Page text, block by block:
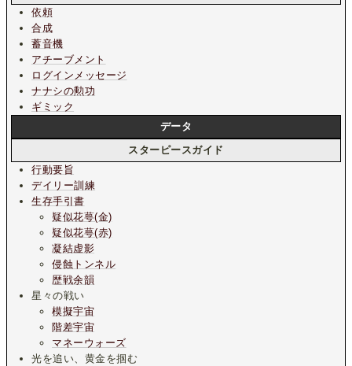
依頼
合成
蓄音機
アチーブメント
ログインメッセージ
ナナシの勲功
ギミック
データ
スターピースガイド
行動要旨
デイリー訓練
生存手引書
疑似花萼(金)
疑似花萼(赤)
凝結虚影
侵蝕トンネル
歴戦余韻
星々の戦い
模擬宇宙
階差宇宙
マネーウォーズ
光を追い、黄金を掴む